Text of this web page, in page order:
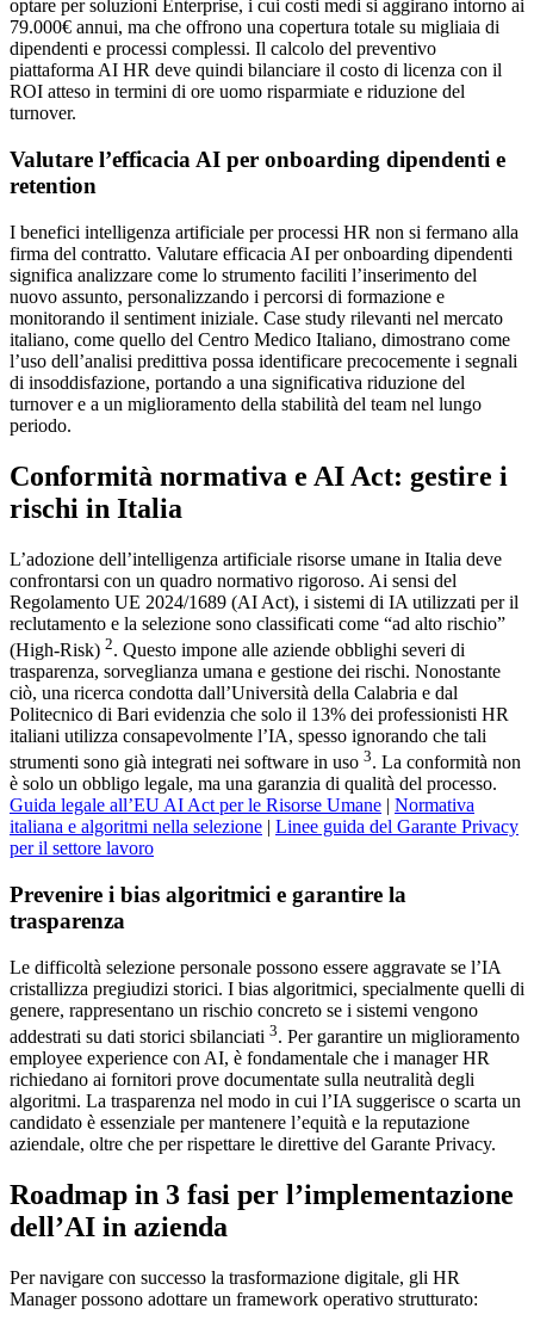
optare per soluzioni Enterprise, i cui costi medi si aggirano intorno ai
79.000€ annui, ma che offrono una copertura totale su migliaia di
dipendenti e processi complessi. Il calcolo del preventivo
piattaforma AI HR deve quindi bilanciare il costo di licenza con il
ROI atteso in termini di ore uomo risparmiate e riduzione del
turnover.
Valutare l’efficacia AI per onboarding dipendenti e
retention
I benefici intelligenza artificiale per processi HR non si fermano alla
firma del contratto. Valutare efficacia AI per onboarding dipendenti
significa analizzare come lo strumento faciliti l’inserimento del
nuovo assunto, personalizzando i percorsi di formazione e
monitorando il sentiment iniziale. Case study rilevanti nel mercato
italiano, come quello del Centro Medico Italiano, dimostrano come
l’uso dell’analisi predittiva possa identificare precocemente i segnali
di insoddisfazione, portando a una significativa riduzione del
turnover e a un miglioramento della stabilità del team nel lungo
periodo.
Conformità normativa e AI Act: gestire i
rischi in Italia
L’adozione dell’intelligenza artificiale risorse umane in Italia deve
confrontarsi con un quadro normativo rigoroso. Ai sensi del
Regolamento UE 2024/1689 (AI Act), i sistemi di IA utilizzati per il
reclutamento e la selezione sono classificati come “ad alto rischio”
(High-Risk) 2. Questo impone alle aziende obblighi severi di
trasparenza, sorveglianza umana e gestione dei rischi. Nonostante
ciò, una ricerca condotta dall’Università della Calabria e dal
Politecnico di Bari evidenzia che solo il 13% dei professionisti HR
italiani utilizza consapevolmente l’IA, spesso ignorando che tali
strumenti sono già integrati nei software in uso 3. La conformità non
è solo un obbligo legale, ma una garanzia di qualità del processo.
Guida legale all’EU AI Act per le Risorse Umane | Normativa
italiana e algoritmi nella selezione | Linee guida del Garante Privacy
per il settore lavoro
Prevenire i bias algoritmici e garantire la
trasparenza
Le difficoltà selezione personale possono essere aggravate se l’IA
cristallizza pregiudizi storici. I bias algoritmici, specialmente quelli di
genere, rappresentano un rischio concreto se i sistemi vengono
addestrati su dati storici sbilanciati 3. Per garantire un miglioramento
employee experience con AI, è fondamentale che i manager HR
richiedano ai fornitori prove documentate sulla neutralità degli
algoritmi. La trasparenza nel modo in cui l’IA suggerisce o scarta un
candidato è essenziale per mantenere l’equità e la reputazione
aziendale, oltre che per rispettare le direttive del Garante Privacy.
Roadmap in 3 fasi per l’implementazione
dell’AI in azienda
Per navigare con successo la trasformazione digitale, gli HR
Manager possono adottare un framework operativo strutturato: